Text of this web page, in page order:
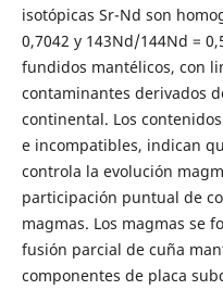
isotópicas Sr-Nd son
0,7042 y 143Nd/144Nd =
fundidos mantélicos, con
contaminantes derivados
continental. Los
e incompatibles, indican
controla la evolución
participación puntual de
magmas. Los magmas se
fusión parcial de cuña
componentes de placa